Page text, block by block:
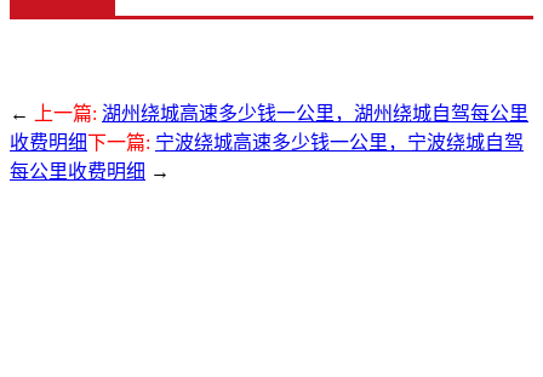
← 上一篇: 湖州绕城高速多少钱一公里，湖州绕城自驾每公里
收费明细下一篇: 宁波绕城高速多少钱一公里，宁波绕城自驾
每公里收费明细 →